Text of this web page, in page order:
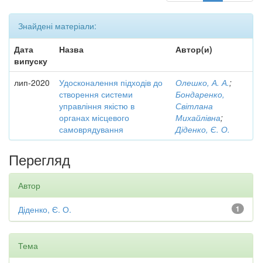
Знайдені матеріали:
Дата
випуску
Назва Автор(и)
лип-2020
Удосконалення підходів до
створення системи
управління якістю в
органах місцевого
самоврядування
Олешко, А. А.;
Бондаренко,
Світлана
Михайлівна;
Діденко, Є. О.
Перегляд
Автор
1
Діденко, Є. О.
Тема